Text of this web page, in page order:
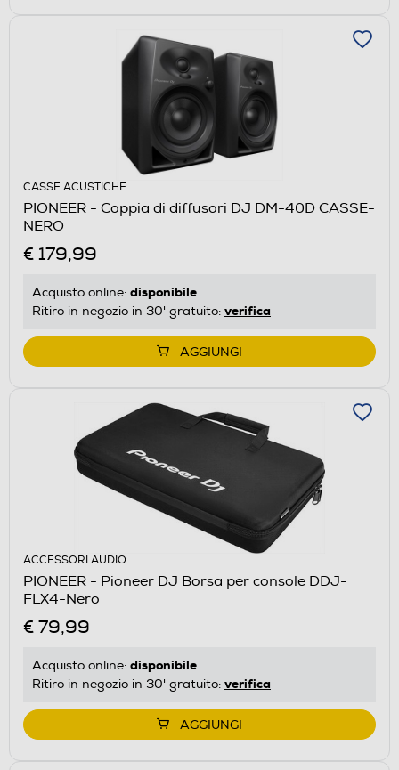
CASSE ACUSTICHE
PIONEER - Coppia di diffusori DJ DM-40D CASSE-
NERO
€ 179,99
Acquisto online: disponibile
Ritiro in negozio in 30' gratuito: verifica
AGGIUNGI
ACCESSORI AUDIO
PIONEER - Pioneer DJ Borsa per console DDJ-
FLX4-Nero
€ 79,99
Acquisto online: disponibile
Ritiro in negozio in 30' gratuito: verifica
AGGIUNGI